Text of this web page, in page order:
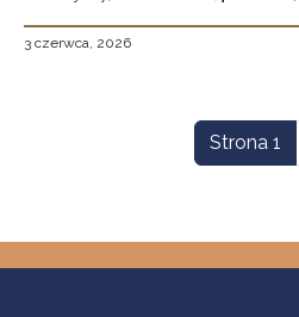
3 czerwca, 2026
Strona 1